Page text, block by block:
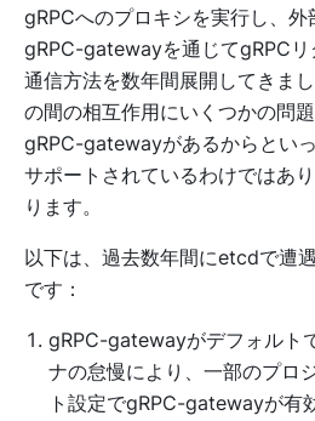
gRPCへのプロキシを実行し、
gRPC-gatewayを通じてgRPC
通信方法を数年間展開してきま
の間の相互作用にいくつかの問
gRPC-gatewayがあるからとい
サポートされているわけではあ
ります。
以下は、過去数年間にetcdで遭
です：
gRPC-gatewayがデフォルト
ナの怠慢により、一部のプロ
ト設定でgRPC-gatewayが有